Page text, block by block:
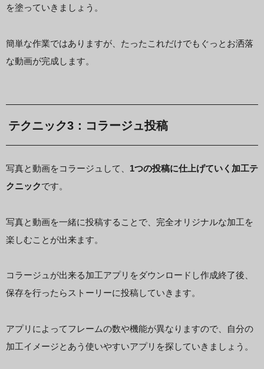
を塗っていきましょう。
簡単な作業ではありますが、たったこれだけでもぐっとお洒落
な動画が完成します。
テクニック3：コラージュ投稿
写真と動画をコラージュして、 1つの投稿に仕上げていく加工テ
クニックです。
写真と動画を一緒に投稿することで、完全オリジナルな加工を
楽しむことが出来ます。
コラージュが出来る加工アプリをダウンロードし作成終了後、
保存を行ったらストーリーに投稿していきます。
アプリによってフレームの数や機能が異なりますので、自分の
加工イメージとあう使いやすいアプリを探していきましょう。